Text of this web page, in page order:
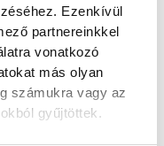
Ezenkívül
partnereinkkel
vonatkozó
más olyan
számukra vagy az
gyűjtöttek.
bázisról
meg
folyamatos